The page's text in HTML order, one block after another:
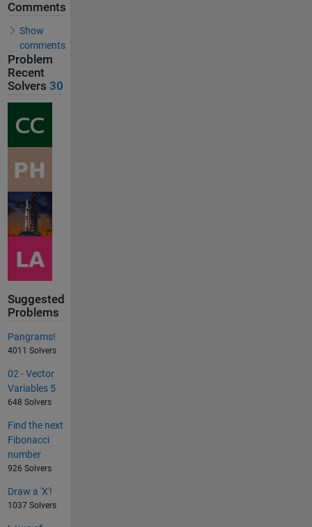
Comments
Show
comments
Problem
Recent
Solvers 30
Suggested
Problems
Pangrams!
4011 Solvers
02 - Vector
Variables 5
648 Solvers
Find the next
Fibonacci
number
926 Solvers
Draw a 'X'!
1037 Solvers